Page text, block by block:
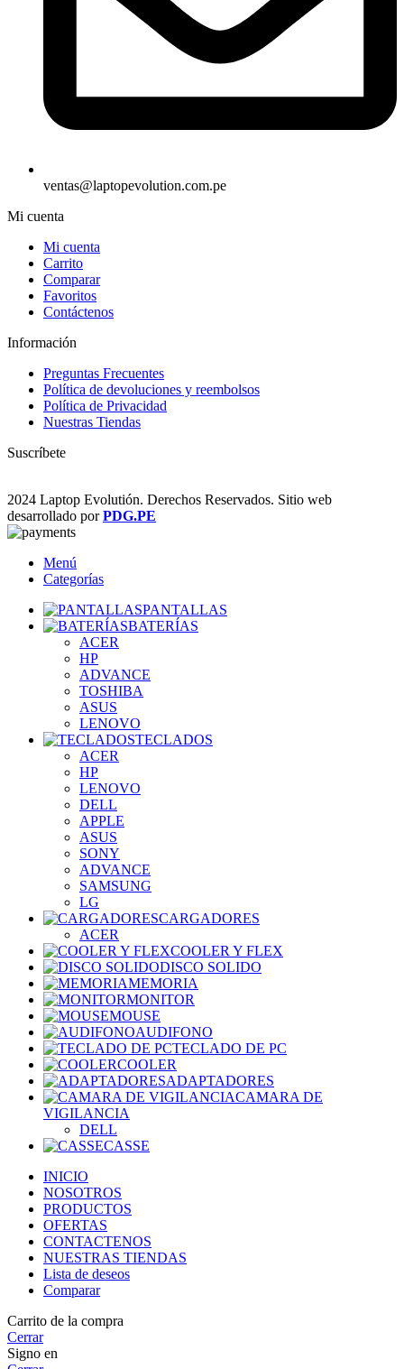
ventas@laptopevolution.com.pe
Mi cuenta
Mi cuenta
Carrito
Comparar
Favoritos
Contáctenos
Información
Preguntas Frecuentes
Política de devoluciones y reembolsos
Política de Privacidad
Nuestras Tiendas
Suscríbete
2024 Laptop Evolutión. Derechos Reservados. Sitio web
desarrollado porPDG.PE
Menú
Categorías
PANTALLAS
BATERÍAS
ACER
HP
ADVANCE
TOSHIBA
ASUS
LENOVO
TECLADOS
ACER
HP
LENOVO
DELL
APPLE
ASUS
SONY
ADVANCE
SAMSUNG
LG
CARGADORES
ACER
COOLER Y FLEX
DISCO SOLIDO
MEMORIA
MONITOR
MOUSE
AUDIFONO
TECLADO DE PC
COOLER
ADAPTADORES
CAMARA DE
VIGILANCIA
DELL
CASSE
INICIO
NOSOTROS
PRODUCTOS
OFERTAS
CONTACTENOS
NUESTRAS TIENDAS
Lista de deseos
Comparar
Carrito de la compra
Cerrar
Signo en